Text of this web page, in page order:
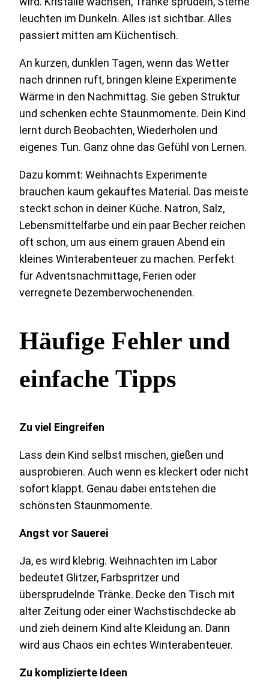
leuchten im Dunkeln. Alles ist sichtbar. Alles
passiert mitten am Küchentisch.
An kurzen, dunklen Tagen, wenn das Wetter
nach drinnen ruft, bringen kleine Experimente
Wärme in den Nachmittag. Sie geben Struktur
und schenken echte Staunmomente. Dein Kind
lernt durch Beobachten, Wiederholen und
eigenes Tun. Ganz ohne das Gefühl von Lernen.
Dazu kommt: Weihnachts Experimente
brauchen kaum gekauftes Material. Das meiste
steckt schon in deiner Küche. Natron, Salz,
Lebensmittelfarbe und ein paar Becher reichen
oft schon, um aus einem grauen Abend ein
kleines Winterabenteuer zu machen. Perfekt
für Adventsnachmittage, Ferien oder
verregnete Dezemberwochenenden.
Häufige Fehler und
einfache Tipps
Zu viel Eingreifen
Lass dein Kind selbst mischen, gießen und
ausprobieren. Auch wenn es kleckert oder nicht
sofort klappt. Genau dabei entstehen die
schönsten Staunmomente.
Angst vor Sauerei
Ja, es wird klebrig. Weihnachten im Labor
bedeutet Glitzer, Farbspritzer und
übersprudelnde Tränke. Decke den Tisch mit
alter Zeitung oder einer Wachstischdecke ab
und zieh deinem Kind alte Kleidung an. Dann
wird aus Chaos ein echtes Winterabenteuer.
Zu komplizierte Ideen